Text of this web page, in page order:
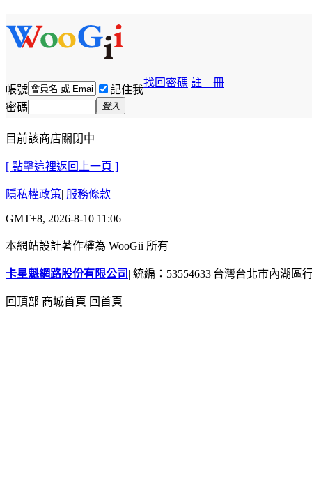
帳號 記住我
找回密碼 註 冊
密碼 登入
目前該商店關閉中
[ 點擊這裡返回上一頁 ]
隱私權政策| 服務條款
GMT+8, 2026-8-10 11:06
本網站設計著作權為 WooGii 所有
卡星魁網路股份有限公司 | 統編：53554633|台灣台北市內湖區
回頂部 商城首頁 回首頁